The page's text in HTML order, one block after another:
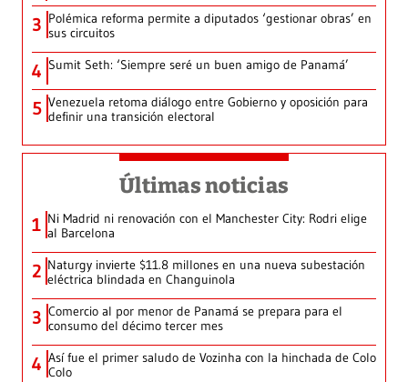
3 Polémica reforma permite a diputados ‘gestionar obras’ en
sus circuitos
4 Sumit Seth: ‘Siempre seré un buen amigo de Panamá’
5 Venezuela retoma diálogo entre Gobierno y oposición para
definir una transición electoral
Últimas noticias
1 Ni Madrid ni renovación con el Manchester City: Rodri elige
al Barcelona
2 Naturgy invierte $11.8 millones en una nueva subestación
eléctrica blindada en Changuinola
3 Comercio al por menor de Panamá se prepara para el
consumo del décimo tercer mes
4 Así fue el primer saludo de Vozinha con la hinchada de Colo
Colo